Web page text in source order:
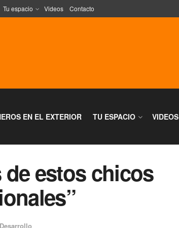
Tu espacio Videos Contacto
EN EL EXTERIOR TU ESPACIO VIDEOS
estos chicos